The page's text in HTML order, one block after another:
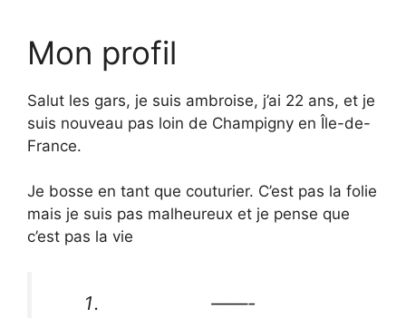
Mon profil
Salut les gars, je suis ambroise, j’ai 22 ans, et je
suis nouveau pas loin de Champigny en Île-de-
France.
Je bosse en tant que couturier. C’est pas la folie
mais je suis pas malheureux et je pense que
c’est pas la vie
——-